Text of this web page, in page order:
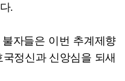
.
자들은 이번 추계제향
정신과 신앙심을 되새